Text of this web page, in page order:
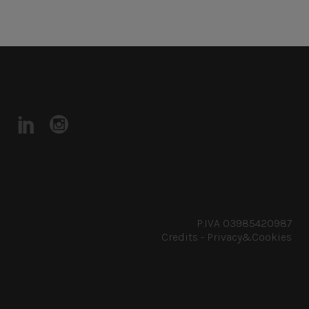
P.IVA 03985420987
Credits - Privacy&Cookies